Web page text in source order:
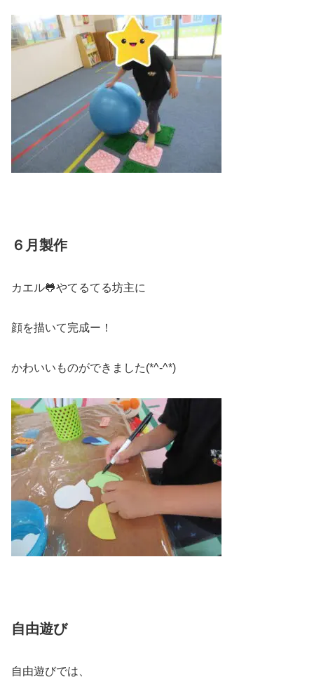
６月製作
カエル🐸やてるてる坊主に
顔を描いて完成ー！
かわいいものができました(*^-^*)
自由遊び
自由遊びでは、